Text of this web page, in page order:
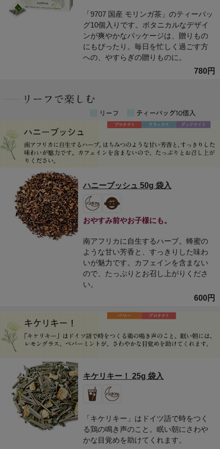
「9707 国産 モリンガ茶」のティーバッ
グ10個入りです。ボタニカルなデザイ
ンが爽やかなパッケージは、贈りもの
にもぴったり。毎日を忙しく過ごす方
への、やすらぎの贈りものに。
780円
ハニーブッシュ 50g 袋入
おやすみ前やお子様にも。
南アフリカに自生するハーブ。蜂蜜の
ような甘い芳香と、すっきりした味わ
いが魅力です。カフェインを含まない
ので、たっぷりとお召し上がりくださ
い。
600円
キケリキー！ 25g 袋入
「キケリキー」はドイツ語で時をつく
る鶏の鳴き声のこと。眠い朝にさわや
かな目覚めを助けてくれます。